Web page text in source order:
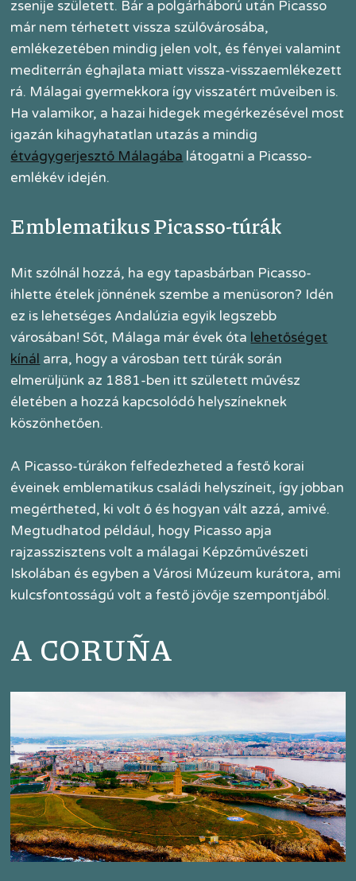
zsenije született. Bár a polgárháború után Picasso
már nem térhetett vissza szülővárosába,
emlékezetében mindig jelen volt, és fényei valamint
mediterrán éghajlata miatt vissza-visszaemlékezett
rá. Málagai gyermekkora így visszatért műveiben is.
Ha valamikor, a hazai hidegek megérkezésével most
igazán kihagyhatatlan utazás a mindig
étvágygerjesztő Málagába látogatni a Picasso-
emlékév idején.
Emblematikus Picasso-túrák
Mit szólnál hozzá, ha egy tapasbárban Picasso-
ihlette ételek jönnének szembe a menüsoron? Idén
ez is lehetséges Andalúzia egyik legszebb
városában! Sőt, Málaga már évek óta lehetőséget
kínál arra, hogy a városban tett túrák során
elmerüljünk az 1881-ben itt született művész
életében a hozzá kapcsolódó helyszíneknek
köszönhetően.
A Picasso-túrákon felfedezheted a festő korai
éveinek emblematikus családi helyszíneit, így jobban
megértheted, ki volt ő és hogyan vált azzá, amivé.
Megtudhatod például, hogy Picasso apja
rajzasszisztens volt a málagai Képzőművészeti
Iskolában és egyben a Városi Múzeum kurátora, ami
kulcsfontosságú volt a festő jövője szempontjából.
A CORUÑA